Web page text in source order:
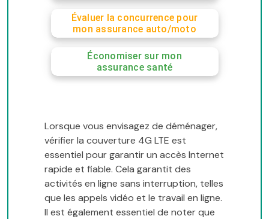
Évaluer la concurrence pour
mon assurance auto/moto
Économiser sur mon
assurance santé
Lorsque vous envisagez de déménager,
vérifier la couverture 4G LTE est
essentiel pour garantir un accès Internet
rapide et fiable. Cela garantit des
activités en ligne sans interruption, telles
que les appels vidéo et le travail en ligne.
Il est également essentiel de noter que